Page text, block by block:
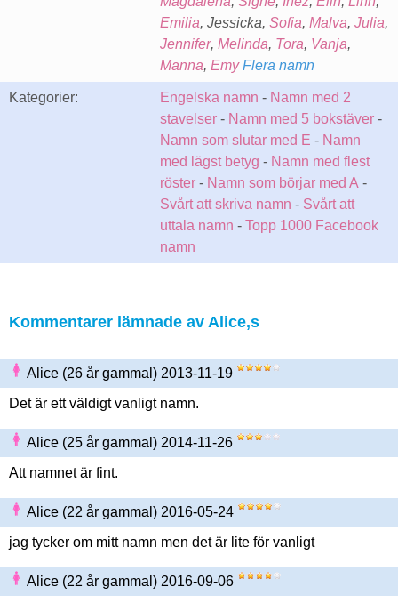
Emilia, Jessicka, Sofia, Malva, Julia,
Jennifer, Melinda, Tora, Vanja,
Manna, Emy Flera namn
Kategorier: Engelska namn - Namn med 2
stavelser - Namn med 5 bokstäver -
Namn som slutar med E - Namn
med lägst betyg - Namn med flest
röster - Namn som börjar med A -
Svårt att skriva namn - Svårt att
uttala namn - Topp 1000 Facebook
namn
Kommentarer lämnade av Alice,s
Alice (26 år gammal) 2013-11-19
Det är ett väldigt vanligt namn.
Alice (25 år gammal) 2014-11-26
Att namnet är fint.
Alice (22 år gammal) 2016-05-24
jag tycker om mitt namn men det är lite för vanligt
Alice (22 år gammal) 2016-09-06